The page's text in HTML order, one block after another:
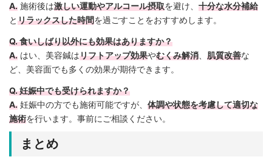
A. 施術後は激しい運動やアルコール摂取を避け、 十分な水分補給
とリラックスした時間を過ごすことをおすすめします。
Q. 食いしばり以外にも効果はありますか？
A. はい、美容鍼はリフトアップ効果やむくみ解消 肌質改善な
ど、美容面でも多くの効果が期待できます。
Q. 妊娠中でも受けられますか？
A. 妊娠中の方でも施術可能ですが、 体調や状態を考慮して適切な
施術を行います。事前にご相談ください。
まとめ